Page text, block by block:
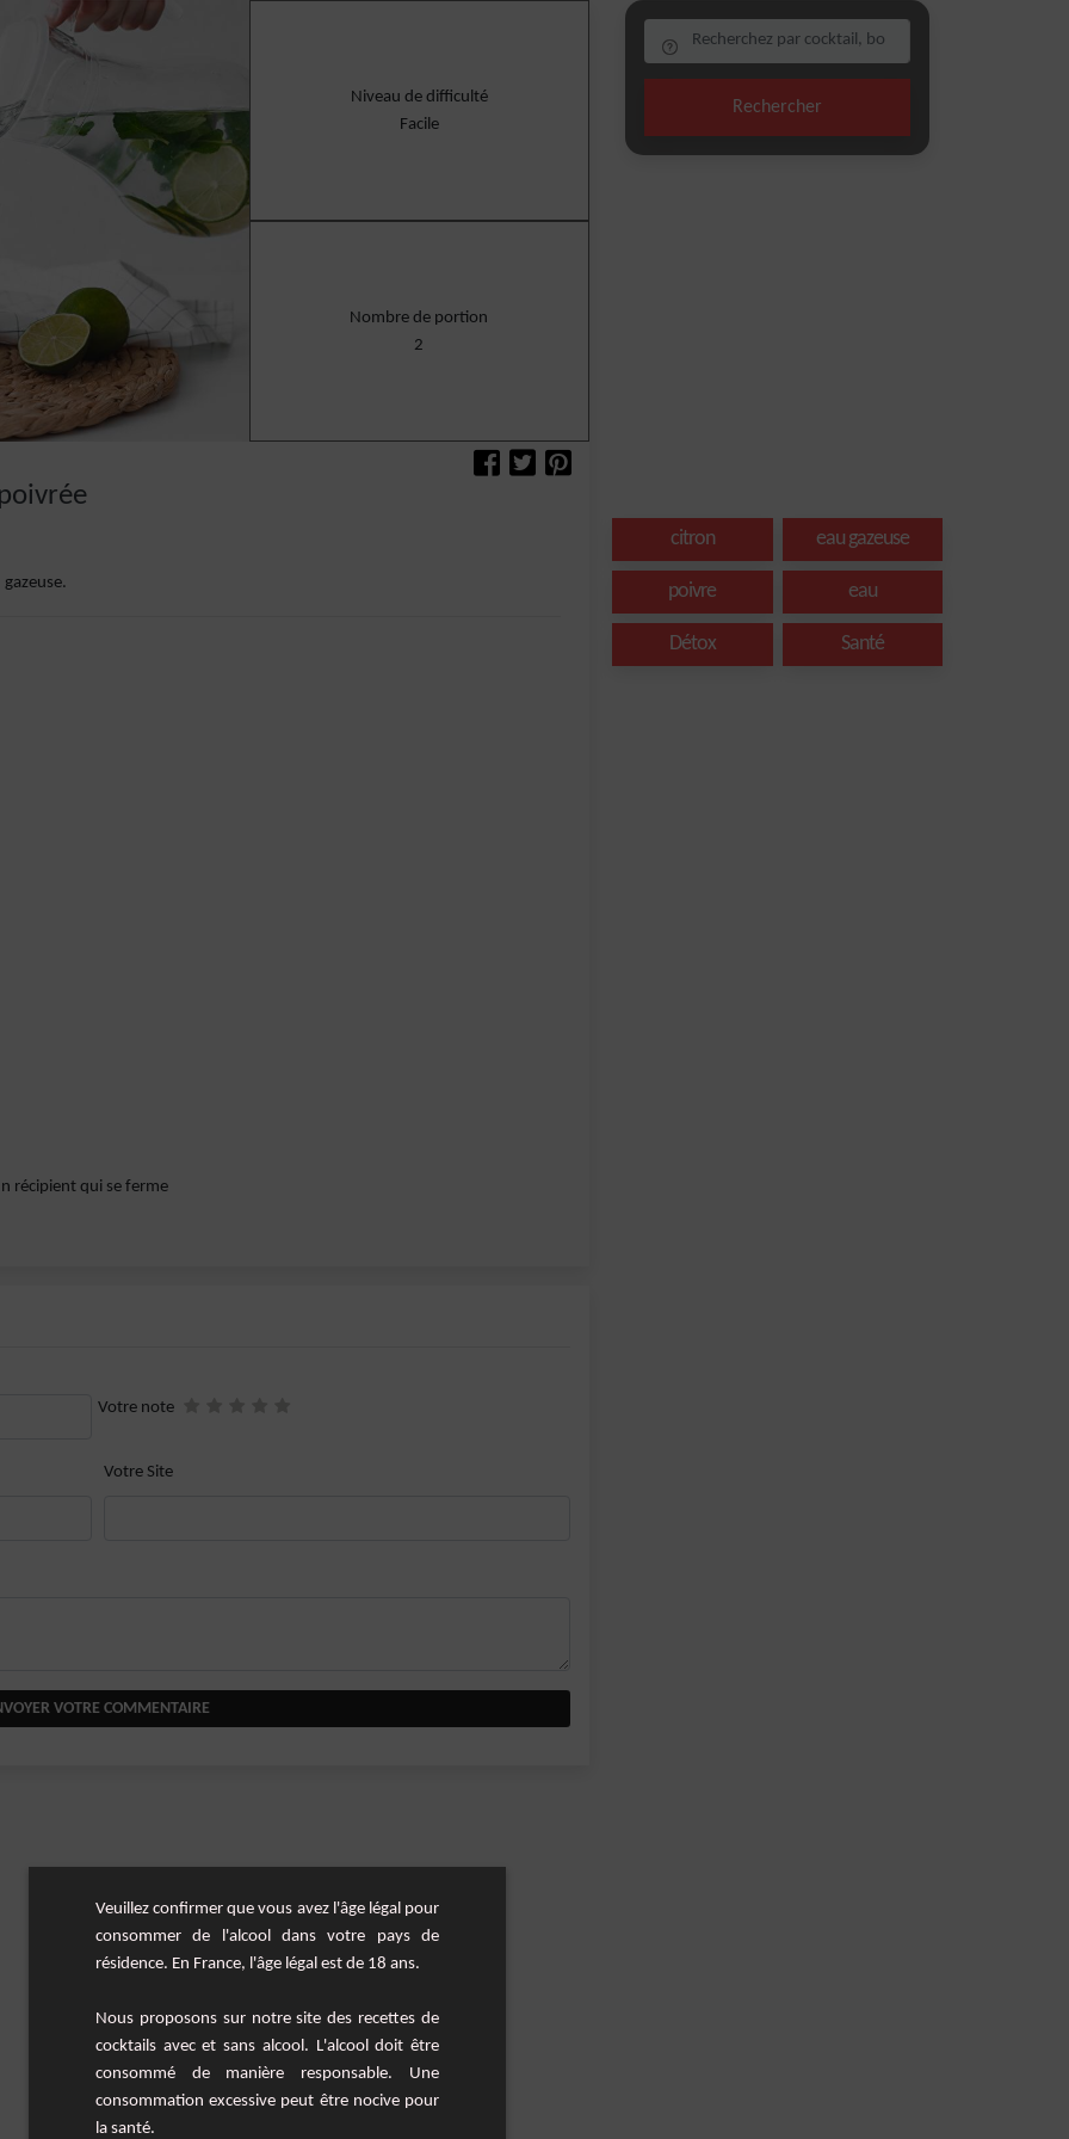
Niveau de difficulté
Facile
Nombre de portion
2
récipient qui se ferme
Votre note
Votre Site
VOTRE COMMENTAIRE
Rechercher
citron eau gazeuse
poivre eau
Détox Santé
Veuillez confirmer que vous avez l'âge légal pour
consommer de l'alcool dans votre pays de
résidence. En France, l'âge légal est de 18 ans.
Nous proposons sur notre site des recettes de
cocktails avec et sans alcool. L'alcool doit être
consommé de manière responsable. Une
consommation excessive peut être nocive pour
la santé.